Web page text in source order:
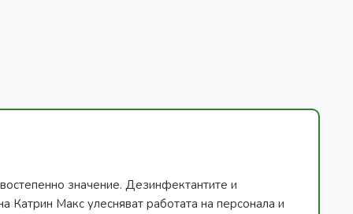
значение. Дезинфектантите и
Катрин Макс улесняват работата на персонала и